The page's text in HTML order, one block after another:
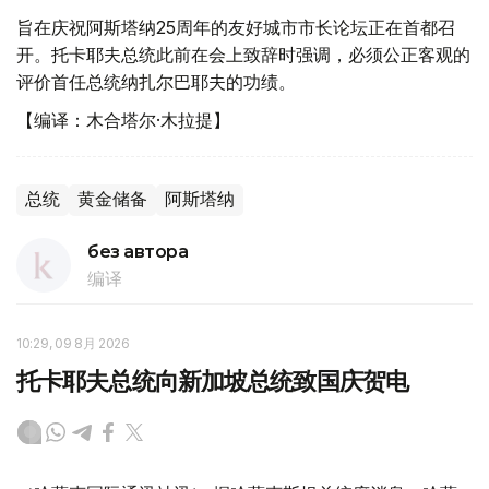
旨在庆祝阿斯塔纳25周年的友好城市市长论坛正在首都召
开。托卡耶夫总统此前在会上致辞时强调，必须公正客观的
评价首任总统纳扎尔巴耶夫的功绩。
【编译：木合塔尔·木拉提】
总统 黄金储备 阿斯塔纳
без автора
编译
10:29, 09 8月 2026
托卡耶夫总统向新加坡总统致国庆贺电